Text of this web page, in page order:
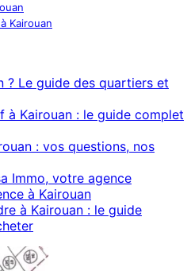
Kairouan
? Le guide des quartiers et
à Kairouan : le guide complet
: vos questions, nos
Immo, votre agence
à Kairouan
à Kairouan : le guide